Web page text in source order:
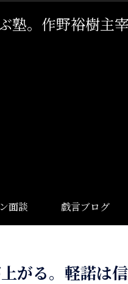
塾。作野裕樹主宰
面談 戯言ブログ
がる。軽諾は